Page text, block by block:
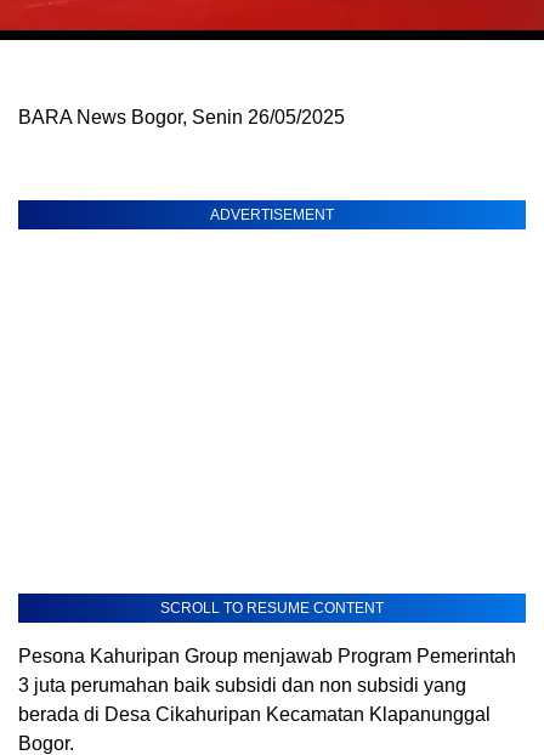
BARA News Bogor, Senin 26/05/2025
ADVERTISEMENT
SCROLL TO RESUME CONTENT
Pesona Kahuripan Group menjawab Program Pemerintah
3 juta perumahan baik subsidi dan non subsidi yang
berada di Desa Cikahuripan Kecamatan Klapanunggal
Bogor.